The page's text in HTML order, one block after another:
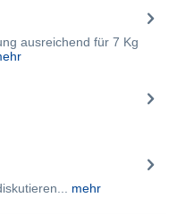
ausreichend für 7 Kg
mehr